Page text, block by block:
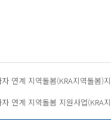
연계 지역돌봄(KRA지역돌봄)
연계 지역돌봄 지원사업(KRA